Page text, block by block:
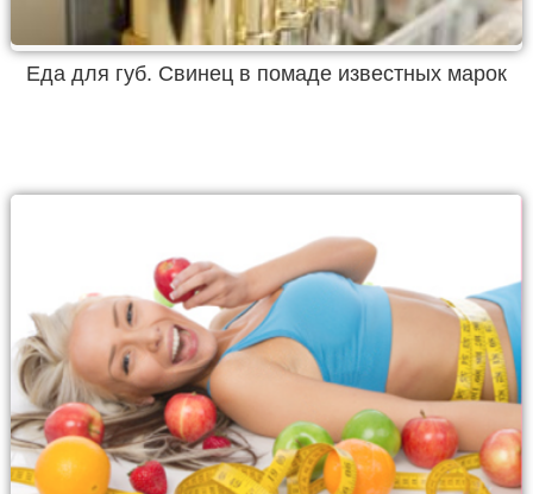
Еда для губ. Свинец в помаде известных марок